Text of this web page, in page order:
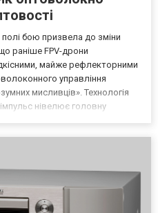
бою призвела до зміни
раніше FPV-дрони
майже рефлекторними
управління
мисливців». Технологія
нівелює головну